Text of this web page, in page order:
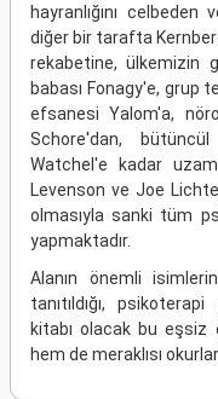
hayranlığını
diğer bir tarafta
rekabetine, ülkemizin
babası Fonagy'e, grup
efsanesi Yalom'a,
Schore'dan,
Watchel'e kadar
Levenson ve Joe
olmasıyla sanki tüm
yapmaktadır.
Alanın önemli
tanıtıldığı,
kitabı olacak bu eşsiz
hem de meraklısı